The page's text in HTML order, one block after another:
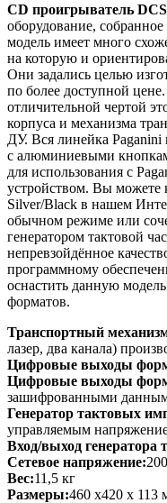
CD проигрыватель
оборудование,
модель имеет много
на которую и
Они задались целью
по более доступной
отличительной чертой
корпуса и механизма
ДУ. Вся линейка
с алюминиевыми
для использования с
устройством. Вы можете
Silver/Black в нашем
обычном режиме или
генератором тактовой
непревзойдённое
программному
оснастить данную
форматов.
Транспортный
лазер, два канала)
Цифровые выходы
Цифровые выходы
зашифрованными
Генератор тактовых
управляемым
Вход/выход генератора
Сетевое напряжение:
Вес:11,5 кг
Размеры:460 х420 х 113